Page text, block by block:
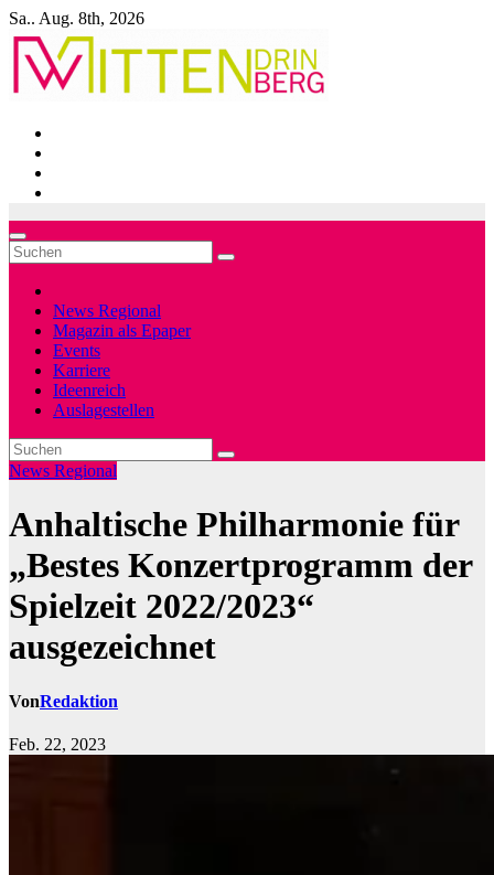
Zum
Inhalt
springen
Sa.. Aug. 8th, 2026
News Regional
Magazin als Epaper
Events
Karriere
Ideenreich
Auslagestellen
News Regional
Anhaltische Philharmonie für
„Bestes Konzertprogramm der
Spielzeit 2022/2023“
ausgezeichnet
VonRedaktion
Feb. 22, 2023